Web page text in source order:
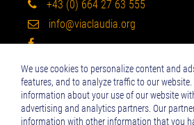
We use cookies to personalize content and
features, and to analyze traffic to our website.
information about your use of our website
advertising and analytics partners. Our
information with other information that you
+43 (0) 664 27 63 555
info@viaclaudia.org
Impressum
Datenschutzerklärung